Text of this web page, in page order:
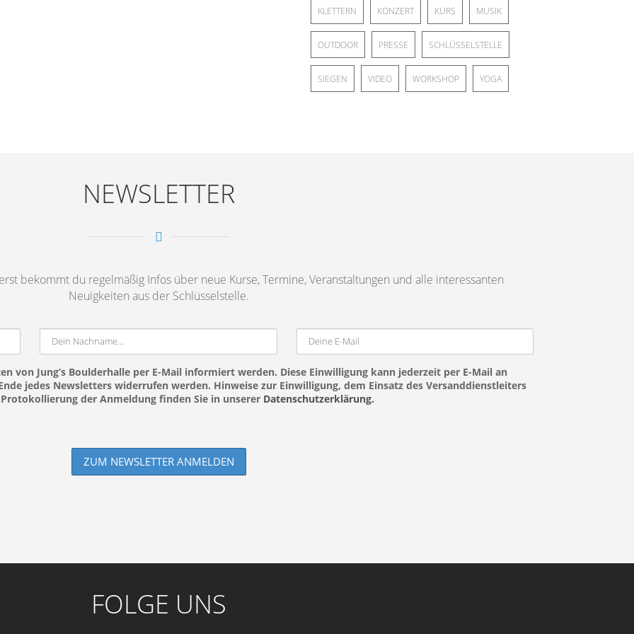
KLETTERN KONZERT KURS MUSIK
OUTDOOR PRESSE SCHLÜSSELSTELLE
SIEGEN VIDEO WORKSHOP YOGA
NEWSLETTER
bekommt du regelmäßig Infos über neue Kurse, Termine, Veranstaltungen und alle interessanten
Neuigkeiten aus der Schlüsselstelle.
von Jung’s Boulderhalle per E-Mail informiert werden. Diese Einwilligung kann jederzeit per E-Mail an
jedes Newsletters widerrufen werden. Hinweise zur Einwilligung, dem Einsatz des Versanddienstleiters
der Anmeldung finden Sie in unserer Datenschutzerklärung.
FOLGE UNS